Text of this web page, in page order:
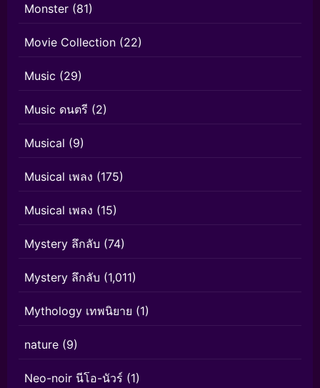
Monster (81)
Movie Collection (22)
Music (29)
Music ดนตรี (2)
Musical (9)
Musical เพลง (175)
Musical เพลง (15)
Mystery ลึกลับ (74)
Mystery ลึกลับ (1,011)
Mythology เทพนิยาย (1)
nature (9)
Neo-noir นีโอ-นัวร์ (1)